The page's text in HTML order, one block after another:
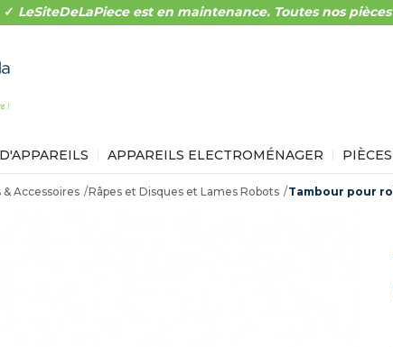
✓ LeSiteDeLaPiece est en maintenance. Toutes nos
APPAREILS ELECTROMÉNAGER
Accessoires Râpes et Disques et Lames Robots Tambour pour